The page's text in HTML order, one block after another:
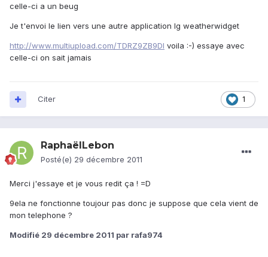
celle-ci a un beug
Je t'envoi le lien vers une autre application lg weatherwidget
http://www.multiupload.com/TDRZ9ZB9DI voila :-) essaye avec
celle-ci on sait jamais
1
Citer
RaphaëlLebon
Posté(e) 29 décembre 2011
Merci j'essaye et je vous redit ça ! =D
9ela ne fonctionne toujour pas donc je suppose que cela vient de
mon telephone ?
Modifié 29 décembre 2011 par rafa974